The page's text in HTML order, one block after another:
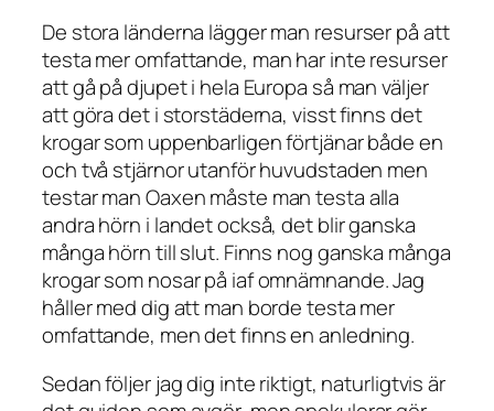
De stora länderna lägger man resurser på att
testa mer omfattande, man har inte resurser
att gå på djupet i hela Europa så man väljer
att göra det i storstäderna, visst finns det
krogar som uppenbarligen förtjänar både en
och två stjärnor utanför huvudstaden men
testar man Oaxen måste man testa alla
andra hörn i landet också, det blir ganska
många hörn till slut. Finns nog ganska många
krogar som nosar på iaf omnämnande. Jag
håller med dig att man borde testa mer
omfattande, men det finns en anledning.
Sedan följer jag dig inte riktigt, naturligtvis är